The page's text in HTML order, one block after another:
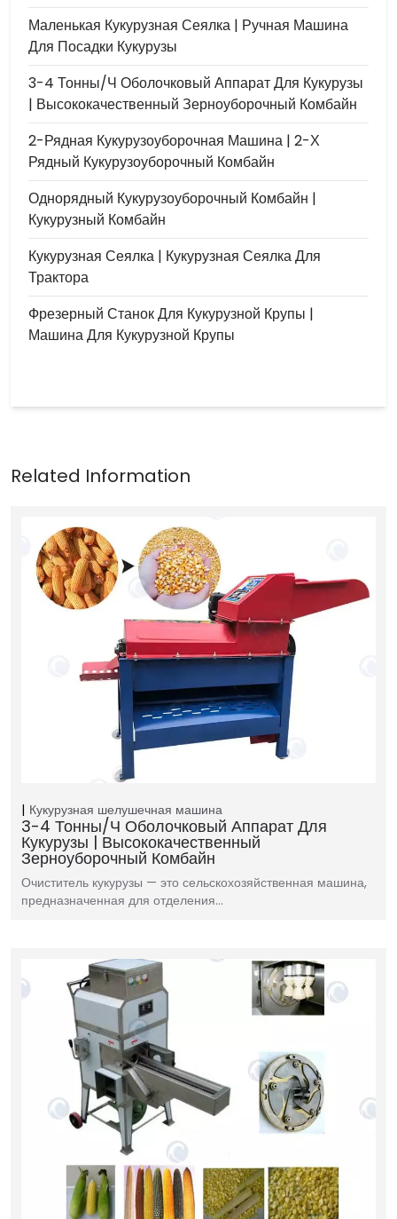
Маленькая Кукурузная Сеялка | Ручная Машина
Для Посадки Кукурузы
3-4 Тонны/ч Оболочковый Аппарат Для Кукурузы
| Высококачественный Зерноуборочный Комбайн
2-Рядная Кукурузоуборочная Машина | 2-Х
Рядный Кукурузоуборочный Комбайн
Однорядный Кукурузоуборочный Комбайн |
Кукурузный Комбайн
Кукурузная Сеялка | Кукурузная Сеялка Для
Трактора
Фрезерный Станок Для Кукурузной Крупы |
Машина Для Кукурузной Крупы
Кукурузная шелушечная машина
3-4 Тонны/ч Оболочковый Аппарат Для
Кукурузы | Высококачественный
Зерноуборочный Комбайн
Очиститель кукурузы — это сельскохозяйственная машина,
предназначенная для отделения…